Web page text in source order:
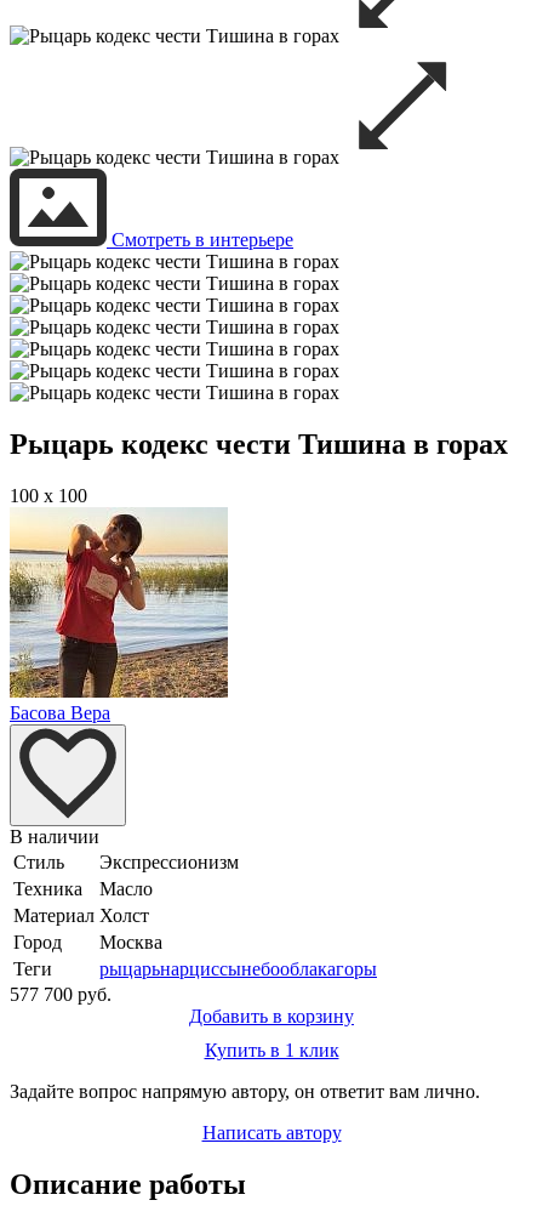
Смотреть в интерьере
Рыцарь кодекс чести Тишина в горах
100 x 100
Басова Вера
В наличии
Стиль
Экспрессионизм
Техника
Масло
Материал Холст
Город
Москва
Теги
рыцарьнарциссынебооблакагоры
577 700 руб.
Добавить в корзину
Купить в 1 клик
Задайте вопрос напрямую автору, он ответит вам лично.
Написать автору
Описание работы